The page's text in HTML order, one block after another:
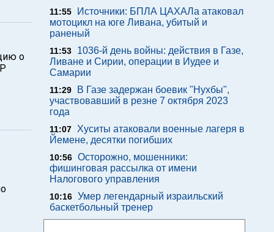
о
11:55
Источники: БПЛА ЦАХАЛа атаковал
мотоцикл на юге Ливана, убитый и
раненый
11:53
1036-й день войны: действия в Газе,
Ливане и Сирии, операции в Иудее и
Самарии
11:29
В Газе задержан боевик "Нухбы",
участвовавший в резне 7 октября 2023
года
11:07
Хуситы атаковали военные лагеря в
Йемене, десятки погибших
10:56 Осторожно, мошенники:
фишинговая рассылка от имени
Налогового управления
10:16 Умер легендарный израильский
баскетбольный тренер